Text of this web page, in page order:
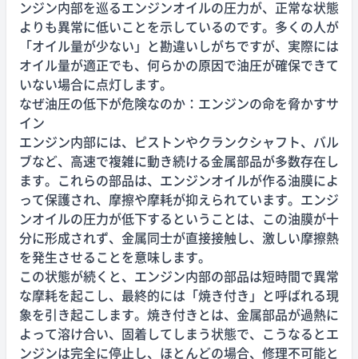
ンジン内部を巡るエンジンオイルの圧力が、正常な状態
よりも異常に低いことを示しているのです。多くの人が
「オイル量が少ない」と勘違いしがちですが、実際には
オイル量が適正でも、何らかの原因で油圧が確保できて
いない場合に点灯します。
なぜ油圧の低下が危険なのか：エンジンの命を脅かすサ
イン
エンジン内部には、ピストンやクランクシャフト、バル
ブなど、高速で複雑に動き続ける金属部品が多数存在し
ます。これらの部品は、エンジンオイルが作る油膜によ
って保護され、摩擦や摩耗が抑えられています。エンジ
ンオイルの圧力が低下するということは、この油膜が十
分に形成されず、金属同士が直接接触し、激しい摩擦熱
を発生させることを意味します。
この状態が続くと、エンジン内部の部品は短時間で異常
な摩耗を起こし、最終的には「焼き付き」と呼ばれる現
象を引き起こします。焼き付きとは、金属部品が過熱に
よって溶け合い、固着してしまう状態で、こうなるとエ
ンジンは完全に停止し、ほとんどの場合、修理不可能と